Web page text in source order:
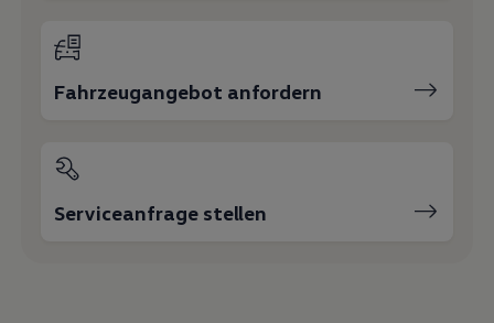
Fahrzeugangebot anfordern
Serviceanfrage stellen